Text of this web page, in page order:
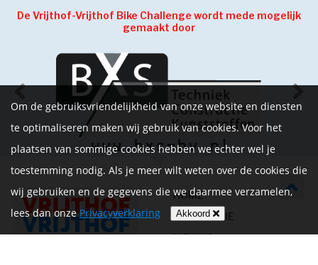
De Vrijthof-Vrijthof Bike Challenge wordt mede mogelijk
gemaakt door
HOME
INFORMATIE
NIEUWS
Om de gebruiksvriendelijkheid van onze website en diensten
te optimaliseren maken wij gebruik van cookies. Voor het
plaatsen van sommige cookies hebben we echter wel je
toestemming nodig. Als je meer wilt weten over de cookies die
wij gebruiken en de gegevens die we daarmee verzamelen,
lees dan onzePrivacyverklaring Akkoord